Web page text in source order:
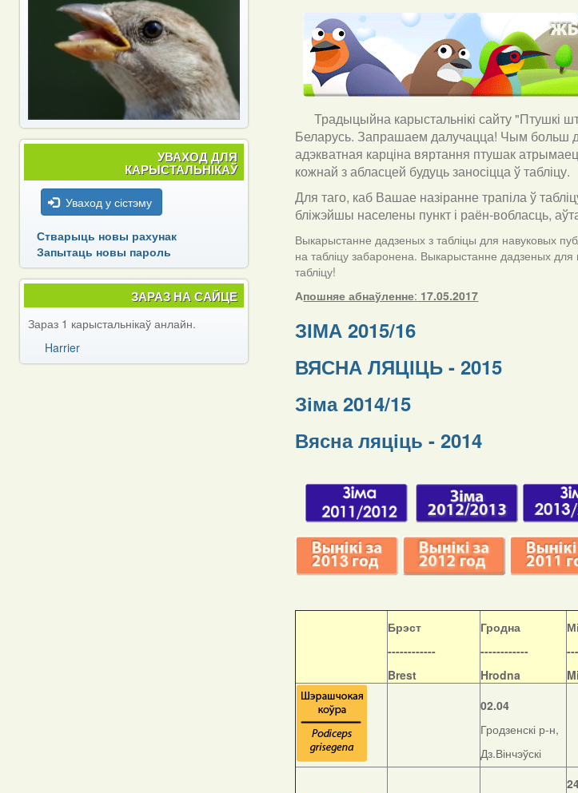
Традыцыйна карыстальнікі сайту "Птушкі
Беларусь. Запрашаем далучацца! Чым больш
адэкватная карціна вяртання птушак
кожнай з абласцей будуць заносіцца ў табліцу.
Для таго, каб Вашае назіранне трапіла ў
бліжэйшы населены пункт і раён-вобласць,
Выкарыстанне дадзеных з табліцы для навуковых
на табліцу забаронена. Выкарыстанне дадзеных для
табліцу!
Апошняе абнаўленне: 17.05.2017
ЗІМА 2015/16
ВЯСНА ЛЯЦІЦЬ - 2015
Зіма 2014/15
Вясна ляціць - 2014
Брэст
------------
Brest
Гродна
------------
Hrodna
02.04
Гродзенскі р-н,
Дз.Вінчэўскі
УВАХОД ДЛЯ
КАРЫСТАЛЬНІКАЎ
Уваход у сістэму
Стварыць новы рахунак
Запытаць новы пароль
ЗАРАЗ НА САЙЦЕ
Зараз 1 карыстальнікаў анлайн.
Harrier